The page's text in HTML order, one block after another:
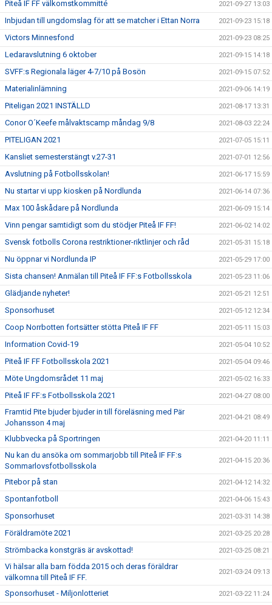
Piteå IF FF välkomstkommitté 2021-09-27 13:03
Inbjudan till ungdomslag för att se matcher i Ettan Norra 2021-09-23 15:18
Victors Minnesfond 2021-09-23 08:25
Ledaravslutning 6 oktober 2021-09-15 14:18
SVFF:s Regionala läger 4-7/10 på Bosön 2021-09-15 07:52
Materialinlämning 2021-09-06 14:19
Piteligan 2021 INSTÄLLD 2021-08-17 13:31
Conor O´Keefe målvaktscamp måndag 9/8 2021-08-03 22:24
PITELIGAN 2021 2021-07-05 15:11
Kansliet semesterstängt v.27-31 2021-07-01 12:56
Avslutning på Fotbollsskolan! 2021-06-17 15:59
Nu startar vi upp kiosken på Nordlunda 2021-06-14 07:36
Max 100 åskådare på Nordlunda 2021-06-09 15:14
Vinn pengar samtidigt som du stödjer Piteå IF FF! 2021-06-02 14:02
Svensk fotbolls Corona restriktioner-riktlinjer och råd 2021-05-31 15:18
Nu öppnar vi Nordlunda IP 2021-05-29 17:00
Sista chansen! Anmälan till Piteå IF FF:s Fotbollsskola 2021-05-23 11:06
Glädjande nyheter! 2021-05-21 12:51
Sponsorhuset 2021-05-12 12:34
Coop Norrbotten fortsätter stötta Piteå IF FF 2021-05-11 15:03
Information Covid-19 2021-05-04 10:52
Piteå IF FF Fotbollsskola 2021 2021-05-04 09:46
Möte Ungdomsrådet 11 maj 2021-05-02 16:33
Piteå IF FF:s Fotbollsskola 2021 2021-04-27 08:00
Framtid Pite bjuder bjuder in till föreläsning med Pär
Johansson 4 maj
2021-04-21 08:49
Klubbvecka på Sportringen 2021-04-20 11:11
Nu kan du ansöka om sommarjobb till Piteå IF FF:s
Sommarlovsfotbollsskola
2021-04-15 20:36
Pitebor på stan 2021-04-12 14:32
Spontanfotboll 2021-04-06 15:43
Sponsorhuset 2021-03-31 14:38
Föräldramöte 2021 2021-03-25 20:28
Strömbacka konstgräs är avskottad! 2021-03-25 08:21
Vi hälsar alla barn födda 2015 och deras föräldrar
välkomna till Piteå IF FF.
2021-03-24 09:13
Sponsorhuset - Miljonlotteriet 2021-03-22 11:24